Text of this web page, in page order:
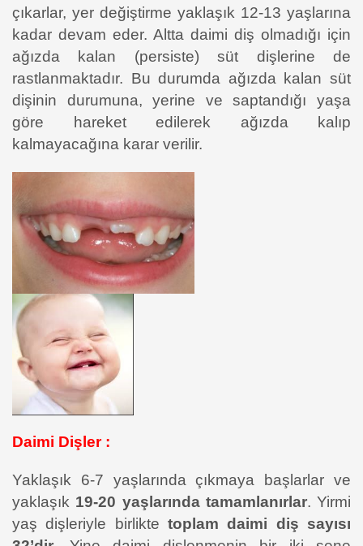
çıkarlar, yer değiştirme yaklaşık 12-13 yaşlarına
kadar devam eder. Altta daimi diş olmadığı için
ağızda kalan (persiste) süt dişlerine de
rastlanmaktadır. Bu durumda ağızda kalan süt
dişinin durumuna, yerine ve saptandığı yaşa
göre hareket edilerek ağızda kalıp
kalmayacağına karar verilir.
Daimi Dişler :
Yaklaşık 6-7 yaşlarında çıkmaya başlarlar ve
yaklaşık 19-20 yaşlarında tamamlanırlar. Yirmi
yaş dişleriyle birlikte toplam daimi diş sayısı